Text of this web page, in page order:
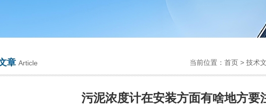
章 Article 当前位置： 首页 > 技术
污泥浓度计在安装方面有啥地方要